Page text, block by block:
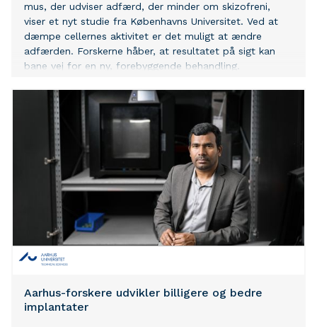
mus, der udviser adfærd, der minder om skizofreni,
viser et nyt studie fra Københavns Universitet. Ved at
dæmpe cellernes aktivitet er det muligt at ændre
adfærden. Forskerne håber, at resultatet på sigt kan
bane vej for en ny, forebyggende behandling.
Aarhus-forskere udvikler billigere og bedre
implantater